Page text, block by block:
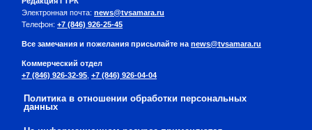
Электронная почта: news@tvsamara.ru
Телефон: +7 (846) 926-25-45
Все замечания и пожелания присылайте на news@tvsamara.ru
Коммерческий отдел
+7 (846) 926-32-95 +7 (846) 926-04-04
Политика в отношении обработки персональных
данных